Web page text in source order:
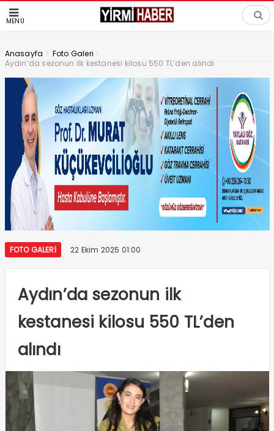
MENÜ
Anasayfa > Foto Galeri >
Aydın’da sezonun ilk kestanesi kilosu 550 TL’den alındı
FOTO GALERI 22 Ekim 2025 01:00
Aydın’da sezonun ilk
kestanesi kilosu 550 TL’den
alındı